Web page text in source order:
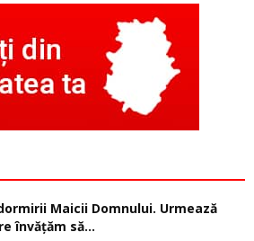
Maicii Domnului. Urmează
învăţăm să...